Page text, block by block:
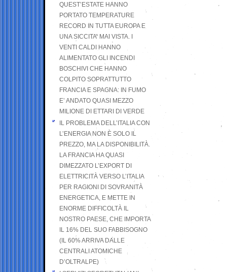
QUEST’ESTATE HANNO
PORTATO TEMPERATURE
RECORD IN TUTTA EUROPA E
UNA SICCITA’ MAI VISTA. I
VENTI CALDI HANNO
ALIMENTATO GLI INCENDI
BOSCHIVI CHE HANNO
COLPITO SOPRATTUTTO
FRANCIA E SPAGNA: IN FUMO
E’ ANDATO QUASI MEZZO
MILIONE DI ETTARI DI VERDE
IL PROBLEMA DELL’ITALIA CON
L’ENERGIA NON È SOLO IL
PREZZO, MA LA DISPONIBILITÀ.
LA FRANCIA HA QUASI
DIMEZZATO L’EXPORT DI
ELETTRICITÀ VERSO L’ITALIA
PER RAGIONI DI SOVRANITÀ
ENERGETICA, E METTE IN
ENORME DIFFICOLTÀ IL
NOSTRO PAESE, CHE IMPORTA
IL 16% DEL SUO FABBISOGNO
(IL 60% ARRIVA DALLE
CENTRALI ATOMICHE
D’OLTRALPE)